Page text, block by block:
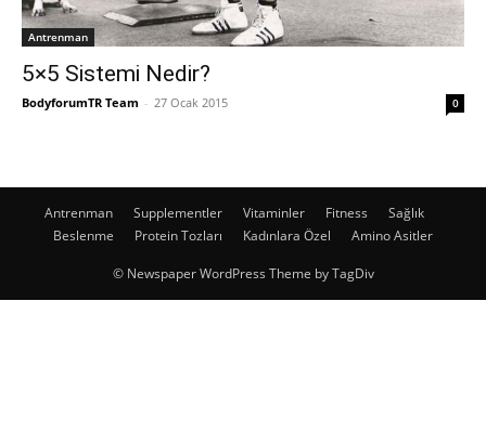
Antrenman
5×5 Sistemi Nedir?
BodyforumTR Team - 27 Ocak 2015 0
Antrenman Supplementler Vitaminler Fitness
Sağlık
Beslenme
Protein Tozları Kadınlara Özel Amino Asitler
© Newspaper WordPress Theme by TagDiv